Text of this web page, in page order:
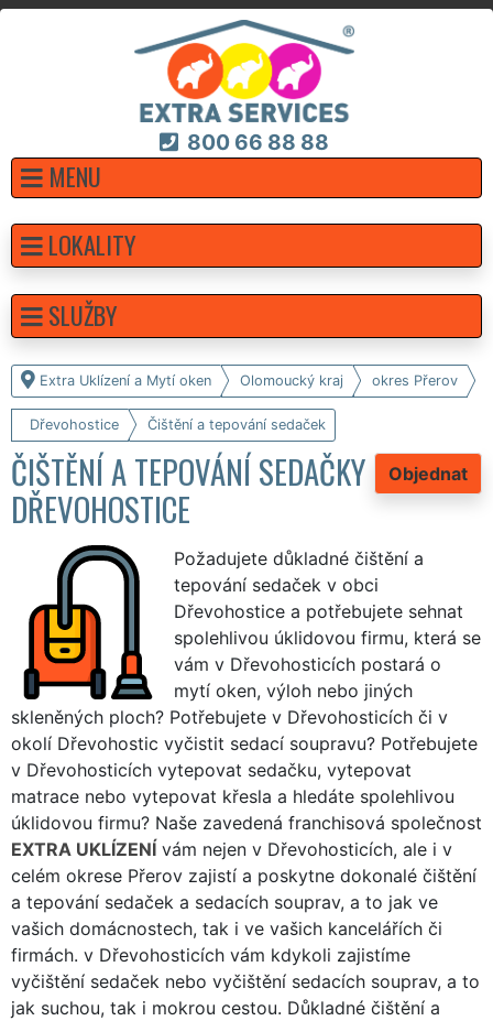
800 66 88 88
MENU
Extra Uklízení a Mytí oken Olomoucký kraj okres Přerov
Dřevohostice Čištění a tepování sedaček
Objednat
ČIŠTĚNÍ A TEPOVÁNÍ SEDAČKY
DŘEVOHOSTICE
Požadujete důkladné čištění a
tepování sedaček v obci
Dřevohostice a potřebujete sehnat
spolehlivou úklidovou firmu, která se
vám v Dřevohosticích postará o
mytí oken, výloh nebo jiných
skleněných ploch? Potřebujete v Dřevohosticích či v
okolí Dřevohostic vyčistit sedací soupravu? Potřebujete
v Dřevohosticích vytepovat sedačku, vytepovat
matrace nebo vytepovat křesla a hledáte spolehlivou
úklidovou firmu? Naše zavedená franchisová společnost
EXTRA UKLÍZENÍ vám nejen v Dřevohosticích, ale i v
celém okrese Přerov zajistí a poskytne dokonalé čištění
a tepování sedaček a sedacích souprav, a to jak ve
vašich domácnostech, tak i ve vašich kancelářích či
firmách. v Dřevohosticích vám kdykoli zajistíme
vyčištění sedaček nebo vyčištění sedacích souprav, a to
jak suchou, tak i mokrou cestou. Důkladné čištění a
LOKALITY
SLUŽBY